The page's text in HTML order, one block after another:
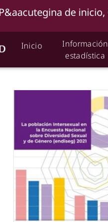
Inicio
Información
estadística